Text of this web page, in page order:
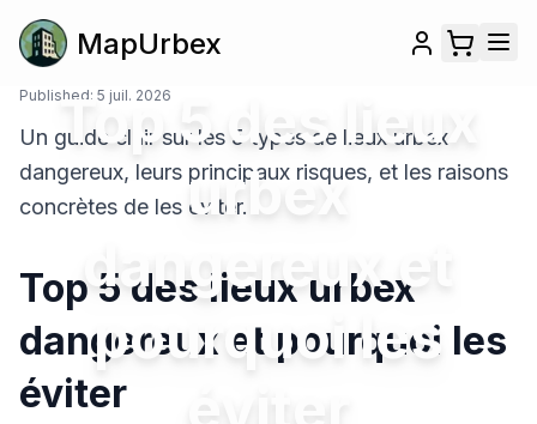
MapUrbex
Top 5 des lieux
urbex
dangereux et
pourquoi les
Published: 5 juil. 2026
Un guide clair sur les 5 types de lieux urbex
dangereux, leurs principaux risques, et les raisons
concrètes de les éviter.
Top 5 des lieux urbex
dangereux et pourquoi les
éviter